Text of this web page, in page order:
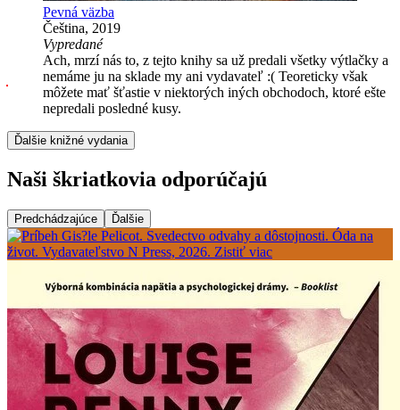
Pevná väzba
Čeština, 2019
Vypredané
Ach, mrzí nás to, z tejto knihy sa už predali všetky výtlačky a
nemáme ju na sklade my ani vydavateľ :( Teoreticky však
môžete mať šťastie v niektorých iných obchodoch, ktoré ešte
nepredali posledné kusy.
Ďalšie knižné vydania
Naši škriatkovia odporúčajú
Predchádzajúce Ďalšie